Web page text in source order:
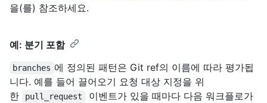
을(를) 참조하세요.
예: 분기 포함
branches 에 정의된 패턴은 Git ref의 이름에 따라 평가됩
니다. 예를 들어 끌어오기 요청 대상 지정을 위
한
pull_request
이벤트가 있을 때마다 다음 워크플로가